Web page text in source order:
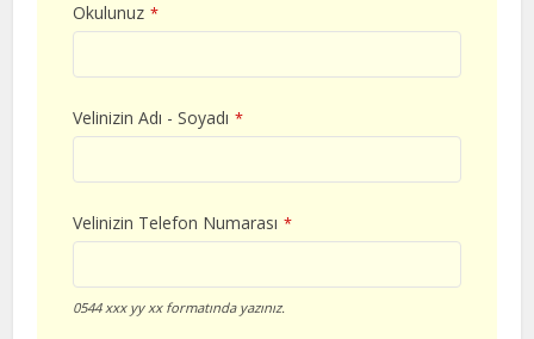
Okulunuz *
Velinizin Adı - Soyadı *
Velinizin Telefon Numarası *
0544 xxx yy xx formatında yazınız.